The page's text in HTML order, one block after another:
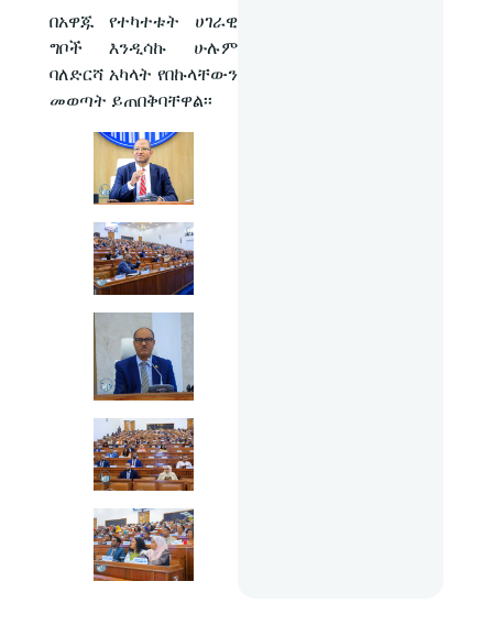
በአዋጁ የተካተቱት ሀገራዊ
ግቦች እንዲሳኩ ሁሉም
ባለድርሻ አካላት የበኩላቸውን
መወጣት ይጠበቅባቸዋል፡፡